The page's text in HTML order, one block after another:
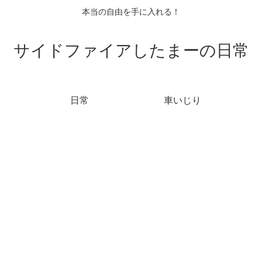
本当の自由を手に入れる！
サイドファイアしたまーの日常
日常 車いじり